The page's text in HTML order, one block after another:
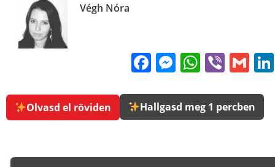
Végh Nóra
FacebookViber
Olvasd el röviden Hallgasd meg 1 percben